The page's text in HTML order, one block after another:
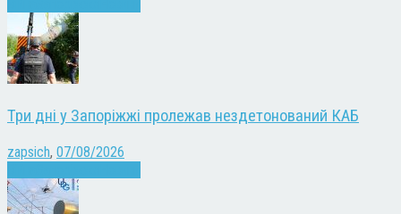
Три дні у Запоріжжі пролежав нездетонований КАБ
zapsich, 07/08/2026